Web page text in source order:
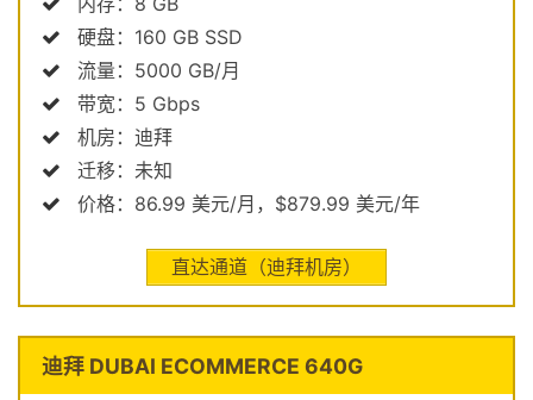
硬盘：160 GB SSD
流量：5000 GB/月
带宽：5 Gbps
机房：迪拜
迁移：未知
价格：86.99 美元/月，$879.99 美元/年
直达通道（迪拜机房）
迪拜 DUBAI ECOMMERCE 640G